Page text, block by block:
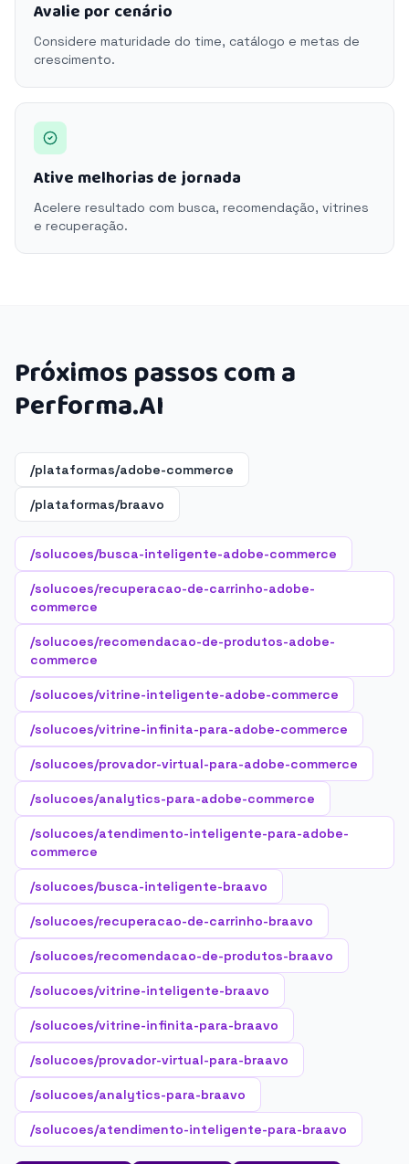
Avalie por cenário
Considere maturidade do time, catálogo e metas de
crescimento.
Ative melhorias de jornada
Acelere resultado com busca, recomendação, vitrines
e recuperação.
Próximos passos com a
Performa.AI
/plataformas/adobe-commerce
/plataformas/braavo
/solucoes/busca-inteligente-adobe-commerce
/solucoes/recuperacao-de-carrinho-adobe-
commerce
/solucoes/recomendacao-de-produtos-adobe-
commerce
/solucoes/vitrine-inteligente-adobe-commerce
/solucoes/vitrine-infinita-para-adobe-commerce
/solucoes/provador-virtual-para-adobe-commerce
/solucoes/analytics-para-adobe-commerce
/solucoes/atendimento-inteligente-para-adobe-
commerce
/solucoes/busca-inteligente-braavo
/solucoes/recuperacao-de-carrinho-braavo
/solucoes/recomendacao-de-produtos-braavo
/solucoes/vitrine-inteligente-braavo
/solucoes/vitrine-infinita-para-braavo
/solucoes/provador-virtual-para-braavo
/solucoes/analytics-para-braavo
/solucoes/atendimento-inteligente-para-braavo